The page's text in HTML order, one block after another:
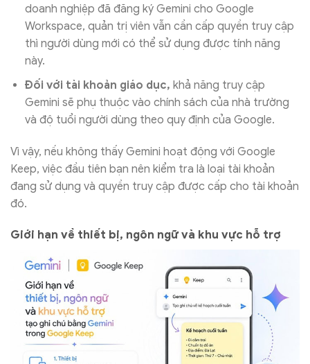
doanh nghiệp đã đăng ký Gemini cho Google
Workspace, quản trị viên vẫn cần cấp quyền truy cập
thì người dùng mới có thể sử dụng được tính năng
này.
Đối với tài khoản giáo dục, khả năng truy cập
Gemini sẽ phụ thuộc vào chính sách của nhà trường
và độ tuổi người dùng theo quy định của Google.
Vì vậy, nếu không thấy Gemini hoạt động với Google
Keep, việc đầu tiên bạn nên kiểm tra là loại tài khoản
đang sử dụng và quyền truy cập được cấp cho tài khoản
đó.
Giới hạn về thiết bị, ngôn ngữ và khu vực hỗ trợ